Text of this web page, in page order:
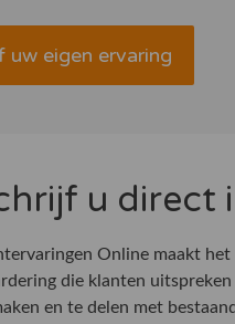
uw eigen ervaring
u direct
Online maakt het
die klanten
en te delen met